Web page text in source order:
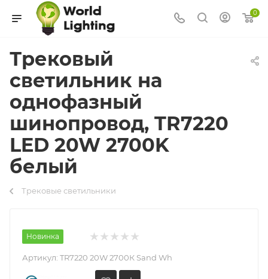
0
Трековый
светильник на
однофазный
шинопровод, TR7220
LED 20W 2700K
белый
Трековые светильники
Новинка
Артикул: TR7220 20W 2700К Sand Wh